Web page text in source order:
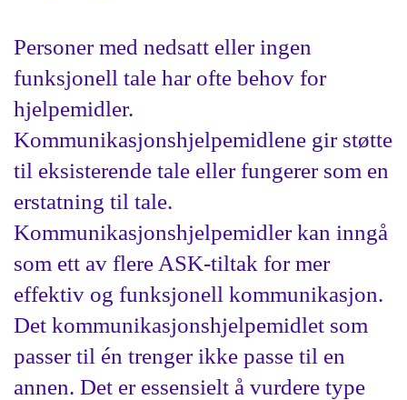
Personer med nedsatt eller ingen
funksjonell tale har ofte behov for
hjelpemidler.
Kommunikasjonshjelpemidlene gir støtte
til eksisterende tale eller fungerer som en
erstatning til tale.
Kommunikasjonshjelpemidler kan inngå
som ett av flere ASK-tiltak for mer
effektiv og funksjonell kommunikasjon.
Det kommunikasjonshjelpemidlet som
passer til én trenger ikke passe til en
annen. Det er essensielt å vurdere type